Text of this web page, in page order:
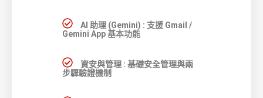
AI 助理 (Gemini) : 支援 Gmail /
Gemini App 基本功能
資安與管理 : 基礎安全管理與兩
步驟驗證機制